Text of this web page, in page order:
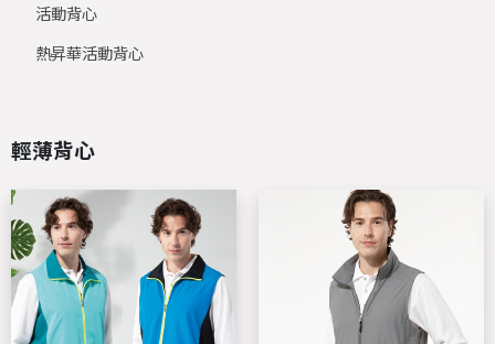
活動背心
熱昇華活動背心
輕薄背心